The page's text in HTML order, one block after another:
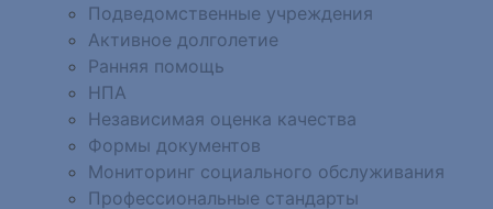
Подведомственные учреждения
Активное долголетие
Ранняя помощь
НПА
Независимая оценка качества
Формы документов
Мониторинг социального обслуживания
Профессиональные стандарты